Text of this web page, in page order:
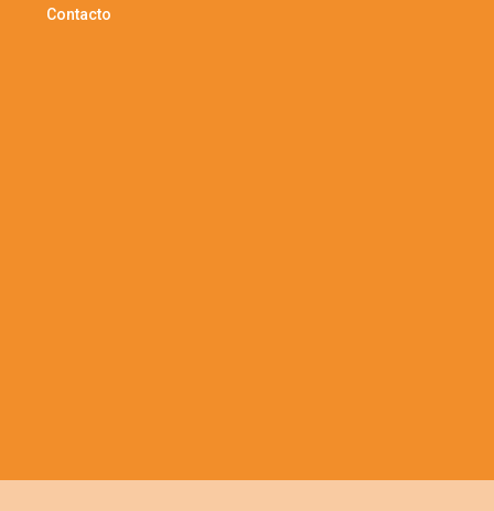
Contacto